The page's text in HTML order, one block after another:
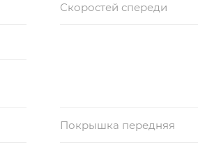
Скоростей спереди
Покрышка передняя